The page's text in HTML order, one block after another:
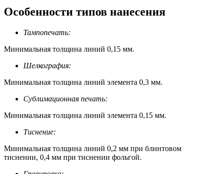
Особенности типов нанесения
Тампопечать:
Минимальная толщина линий 0,15 мм.
Шелкография:
Минимальная толщина линий элемента 0,3 мм.
Сублимационная печать:
Минимальная толщина линий элемента 0,15 мм.
Тиснение:
Минимальная толщина линий 0,2 мм при блинтовом
тиснении, 0,4 мм при тиснении фольгой.